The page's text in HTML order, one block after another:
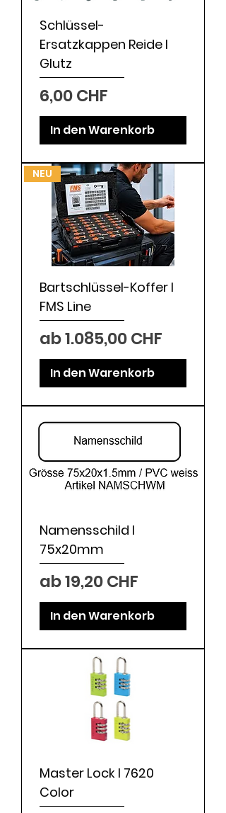
Schlüssel-
Ersatzkappen Reide l
Glutz
Preis
6,00 CHF
In den Warenkorb
NEU
Bartschlüssel-Koffer I
FMS Line
ab1.085,00 CHF
Sale-Preis
In den Warenkorb
Namensschild l
75x20mm
ab19,20 CHF
Sale-Preis
In den Warenkorb
Master Lock I 7620
Color